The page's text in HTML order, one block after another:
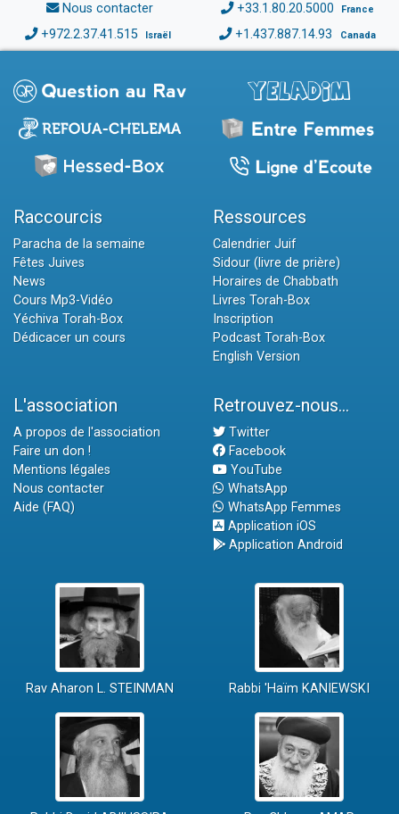
Nous contacter +33.1.80.20.5000 France
+972.2.37.41.515 Israël +1.437.887.14.93 Canada
Raccourcis
Paracha de la semaine
Fêtes Juives
News
Cours Mp3-Vidéo
Yéchiva Torah-Box
Dédicacer un cours
Ressources
Calendrier Juif
Sidour (livre de prière)
Horaires de Chabbath
Livres Torah-Box
Inscription
Podcast Torah-Box
English Version
L'association
A propos de l'association
Faire un don !
Mentions légales
Nous contacter
Aide (FAQ)
Retrouvez-nous...
Twitter
Facebook
YouTube
WhatsApp
WhatsApp Femmes
Application iOS
Application Android
Rav Aharon L. STEINMAN Rabbi 'Haïm KANIEWSKI